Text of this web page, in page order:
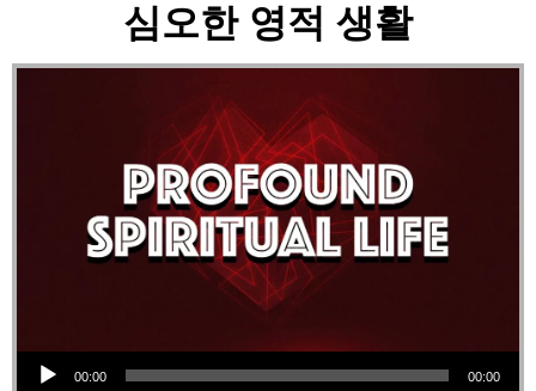
심오한 영적 생활
오디오 플레이어
00:00 00:00